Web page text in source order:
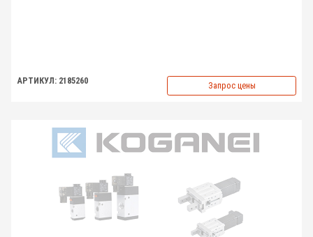
АРТИКУЛ: 2185260 Запрос цены